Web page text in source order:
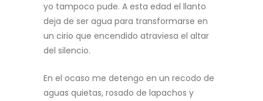
yo tampoco pude. A esta edad el llanto
deja de ser agua para transformarse en
un cirio que encendido atraviesa el altar
del silencio.
En el ocaso me detengo en un recodo de
aguas quietas, rosado de lapachos y